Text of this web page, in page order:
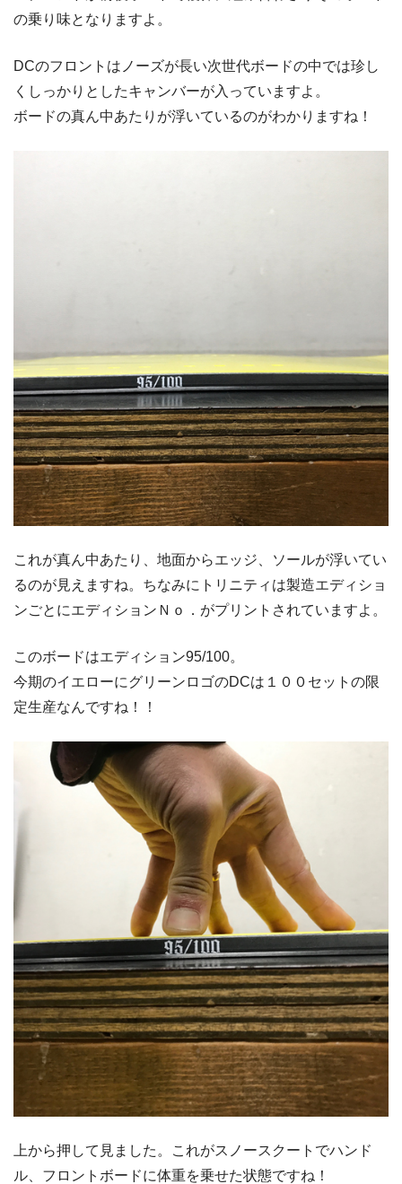
の乗り味となりますよ。
DCのフロントはノーズが長い次世代ボードの中では珍し
くしっかりとしたキャンバーが入っていますよ。
ボードの真ん中あたりが浮いているのがわかりますね！
これが真ん中あたり、地面からエッジ、ソールが浮いてい
るのが見えますね。ちなみにトリニティは製造エディショ
ンごとにエディションＮｏ．がプリントされていますよ。
このボードはエディション95/100。
今期のイエローにグリーンロゴのDCは１００セットの限
定生産なんですね！！
上から押して見ました。これがスノースクートでハンド
ル、フロントボードに体重を乗せた状態ですね！